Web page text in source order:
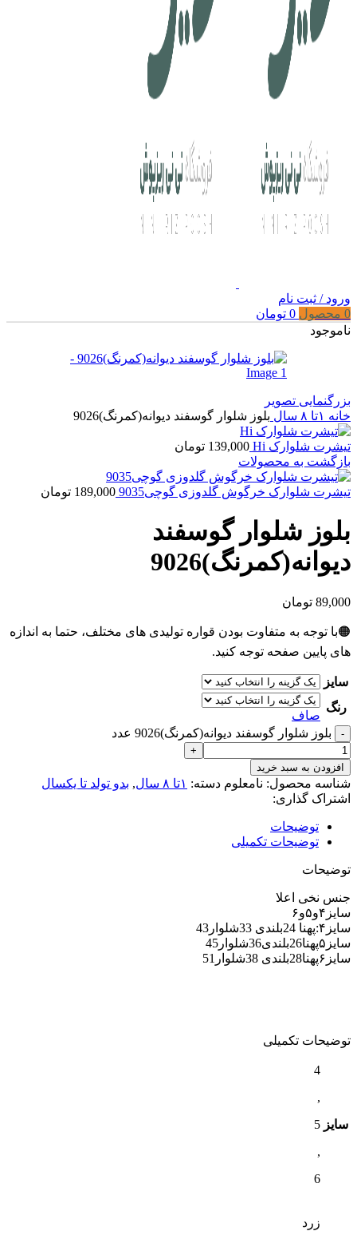
ورود / ثبت نام
0 محصول 0 تومان
ناموجود
بزرگنمایی تصویر
خانه ۱تا ۸ سال بلوز شلوار گوسفند دیوانه(کمرنگ)9026
تیشرت شلوارک Hi 139,000 تومان
بازگشت به محصولات
تیشرت شلوارک خرگوش گلدوزی گوچی9035 189,000 تومان
بلوز شلوار گوسفند
دیوانه(کمرنگ)9026
89,000 تومان
🟠با توجه به متفاوت بودن قواره تولیدی های مختلف، حتما به اندازه
های پایین صفحه توجه کنید.
سایز
رنگ
صاف
بلوز شلوار گوسفند دیوانه(کمرنگ)9026 عدد
افزودن به سبد خرید
شناسه محصول: نامعلوم دسته: ۱تا ۸ سال , بدو تولد تا یکسال
اشتراک گذاری:
توضیحات
توضیحات تکمیلی
توضیحات
جنس نخی اعلا
سایز۴و۵و۶
سایز۴:پهنا 24بلندی 33شلوار43
سایز۵پهنا26بلندی36شلوار45
سایز۶پهنا28بلندی 38شلوار51
توضیحات تکمیلی
سایز
4
,
5
,
6
زرد